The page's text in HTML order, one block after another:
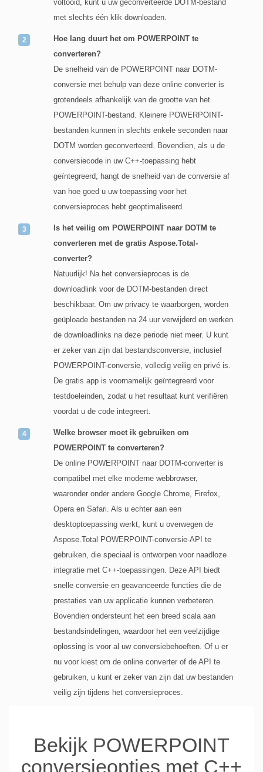
voltooid, kunt u uw geconverteerde DOTM-bestand
met slechts één klik downloaden.
Hoe lang duurt het om POWERPOINT te
converteren?
De snelheid van de POWERPOINT naar DOTM-
conversie met behulp van deze online converter is
grotendeels afhankelijk van de grootte van het
POWERPOINT-bestand. Kleinere POWERPOINT-
bestanden kunnen in slechts enkele seconden naar
DOTM worden geconverteerd. Bovendien, als u de
conversiecode in uw C++-toepassing hebt
geïntegreerd, hangt de snelheid van de conversie af
van hoe goed u uw toepassing voor het
conversieproces hebt geoptimaliseerd.
Is het veilig om POWERPOINT naar DOTM te
converteren met de gratis Aspose.Total-
converter?
Natuurlijk! Na het conversieproces is de
downloadlink voor de DOTM-bestanden direct
beschikbaar. Om uw privacy te waarborgen, worden
geüploade bestanden na 24 uur verwijderd en werken
de downloadlinks na deze periode niet meer. U kunt
er zeker van zijn dat bestandsconversie, inclusief
POWERPOINT-conversie, volledig veilig en privé is.
De gratis app is voornamelijk geïntegreerd voor
testdoeleinden, zodat u het resultaat kunt verifiëren
voordat u de code integreert.
Welke browser moet ik gebruiken om
POWERPOINT te converteren?
De online POWERPOINT naar DOTM-converter is
compatibel met elke moderne webbrowser,
waaronder onder andere Google Chrome, Firefox,
Opera en Safari. Als u echter aan een
desktoptoepassing werkt, kunt u overwegen de
Aspose.Total POWERPOINT-conversie-API te
gebruiken, die speciaal is ontworpen voor naadloze
integratie met C++-toepassingen. Deze API biedt
snelle conversie en geavanceerde functies die de
prestaties van uw applicatie kunnen verbeteren.
Bovendien ondersteunt het een breed scala aan
bestandsindelingen, waardoor het een veelzijdige
oplossing is voor al uw conversiebehoeften. Of u er
nu voor kiest om de online converter of de API te
gebruiken, u kunt er zeker van zijn dat uw bestanden
veilig zijn tijdens het conversieproces.
Bekijk POWERPOINT
conversieopties met C++